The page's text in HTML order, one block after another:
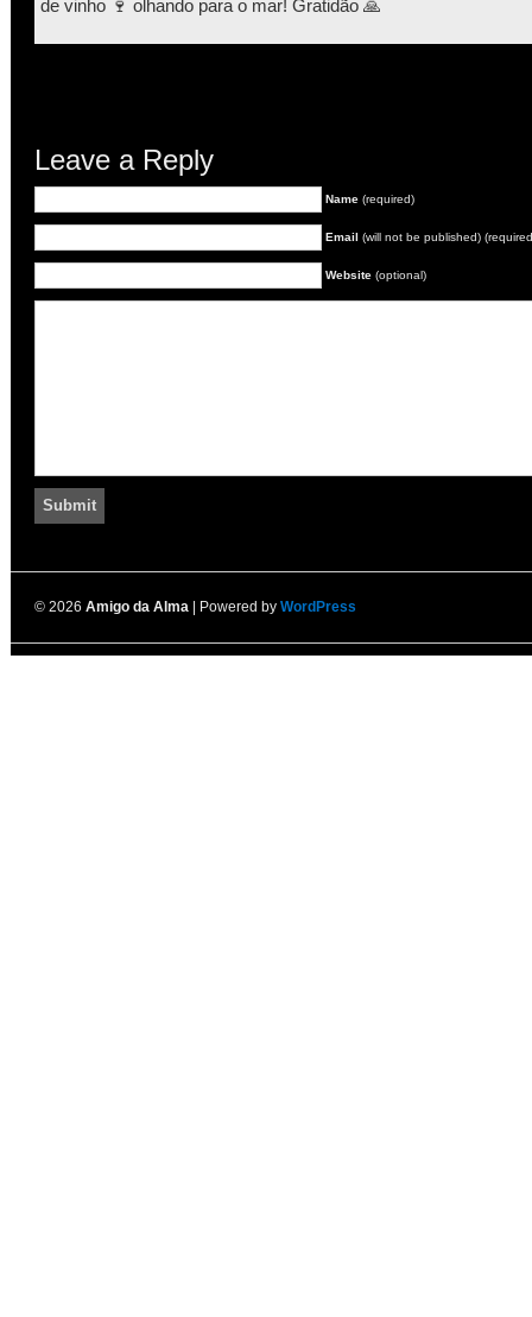
de vinho 🍷 olhando para o mar! Gratidão 🙏
Leave a Reply
Name (required)
Email (will not be published)
Website (optional)
© 2026 Amigo da Alma | Powered by WordPress